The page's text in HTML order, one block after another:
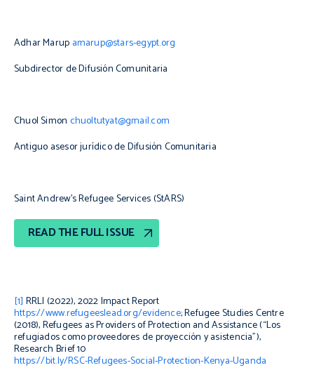
Adhar Marup amarup@stars-egypt.org
Subdirector de Difusión Comunitaria
Chuol Simon chuoltutyat@gmail.com
Antiguo asesor jurídico de Difusión Comunitaria
Saint Andrew’s Refugee Services (StARS)
READ THE FULL ISSUE
[1] RRLI (2022),2022 Impact Report
https://www.refugeeslead.org/evidence; Refugee Studies Centre
(2018),Refugees as Providers of Protection and Assistance(“Los
refugiados como proveedores de proyección y asistencia”),
Research Brief 10
https://bit.ly/RSC-Refugees-Social-Protection-Kenya-Uganda